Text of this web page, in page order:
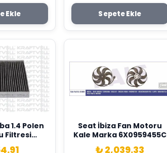
Ekle Sepete Ekle
1.4 Polen
Filtresi
Marka
Seat İbiza Fan Motoru
Kale Marka 6X0959455C
₺ 2,039.33